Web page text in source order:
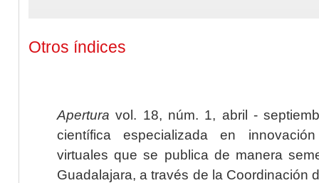
Otros índices
Apertura vol. 18, núm. 1, abril -
científica especializada en
virtuales que se publica de manera
Guadalajara, a través de la Coordinación